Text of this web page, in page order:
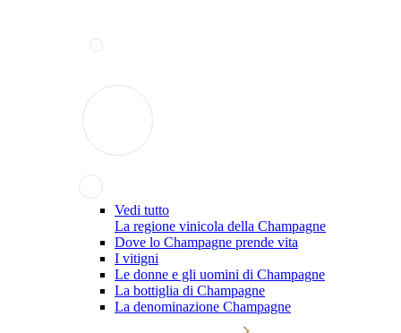
Vedi tutto
La regione vinicola della Champagne
Dove lo Champagne prende vita
I vitigni
Le donne e gli uomini di Champagne
La bottiglia di Champagne
La denominazione Champagne